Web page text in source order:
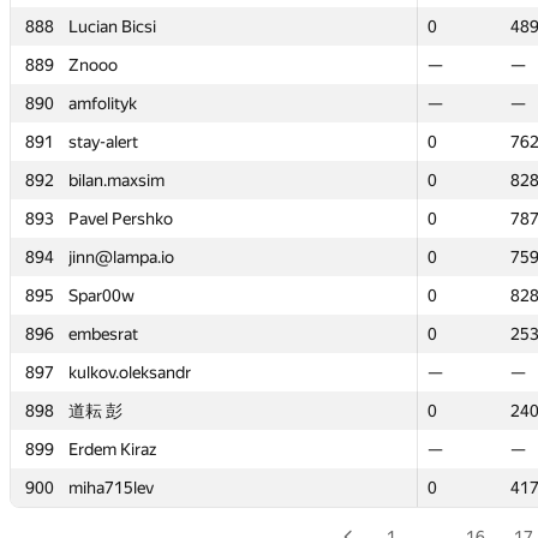
888
Lucian Bicsi 0
489
889
Znooo —
—
890
amfolityk —
—
891
stay-alert 0
762
892
bilan.maxsim 0
828
893
Pavel Pershko 0
787
894
jinn@lampa.io 0
759
895
Spar00w 0
828
896
embesrat 0
253
897
kulkov.oleksandr —
—
898
道耘 彭 0
240
899
Erdem Kiraz —
—
900
miha715lev 0 417
888
Lucian Bicsi 0
489
889
Znooo —
—
890
amfolityk —
—
891
stay-alert 0
762
892
bilan.maxsim 0
828
893
Pavel Pershko 0
787
894
jinn@lampa.io 0
759
895
Spar00w 0
828
896
embesrat 0
253
897
kulkov.oleksandr —
—
898
道耘 彭 0
240
899
Erdem Kiraz —
—
900
miha715lev 0 417